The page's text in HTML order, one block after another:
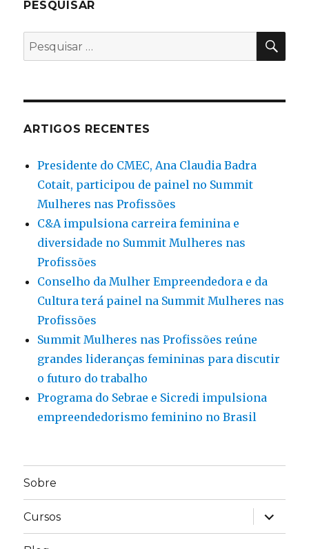
PESQUISAR
Pesquisar
por:
ARTIGOS RECENTES
Presidente do CMEC, Ana Claudia Badra
Cotait, participou de painel no Summit
Mulheres nas Profissões
C&A impulsiona carreira feminina e
diversidade no Summit Mulheres nas
Profissões
Conselho da Mulher Empreendedora e da
Cultura terá painel na Summit Mulheres nas
Profissões
Summit Mulheres nas Profissões reúne
grandes lideranças femininas para discutir
o futuro do trabalho
Programa do Sebrae e Sicredi impulsiona
empreendedorismo feminino no Brasil
Sobre
Cursos
expandir